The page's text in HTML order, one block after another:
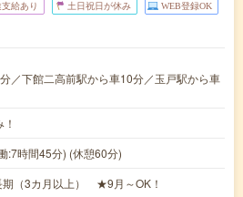
給あり 土日祝日が休み WEB登録OK
／下館二高前駅から車10分／玉戸駅から車
:7時間45分) (休憩60分)
期（3カ月以上） ★9月～OK！